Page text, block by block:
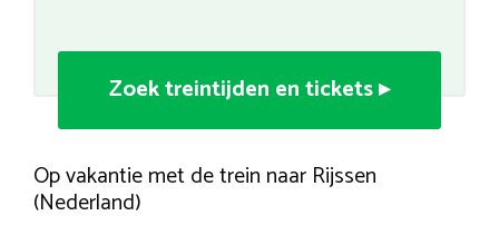
Zoek treintijden en tickets ▸
Op vakantie met de trein naar Rijssen
(Nederland)